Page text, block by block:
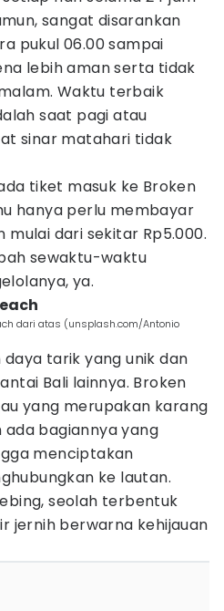
sangat disarankan
pukul 06.00 sampai
lebih aman serta tidak
Waktu terbaik
saat pagi atau
sinar matahari tidak
tiket masuk ke Broken
hanya perlu membayar
dari sekitar Rp5.000.
sewaktu-waktu
ya.
dari atas (unsplash.com/Antonio
tarik yang unik dan
Bali lainnya. Broken
yang merupakan karang
ada bagiannya yang
menciptakan
ke lautan.
seolah terbentuk
jernih berwarna kehijauan